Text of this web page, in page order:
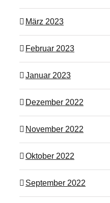
März 2023
Februar 2023
Januar 2023
Dezember 2022
November 2022
Oktober 2022
September 2022